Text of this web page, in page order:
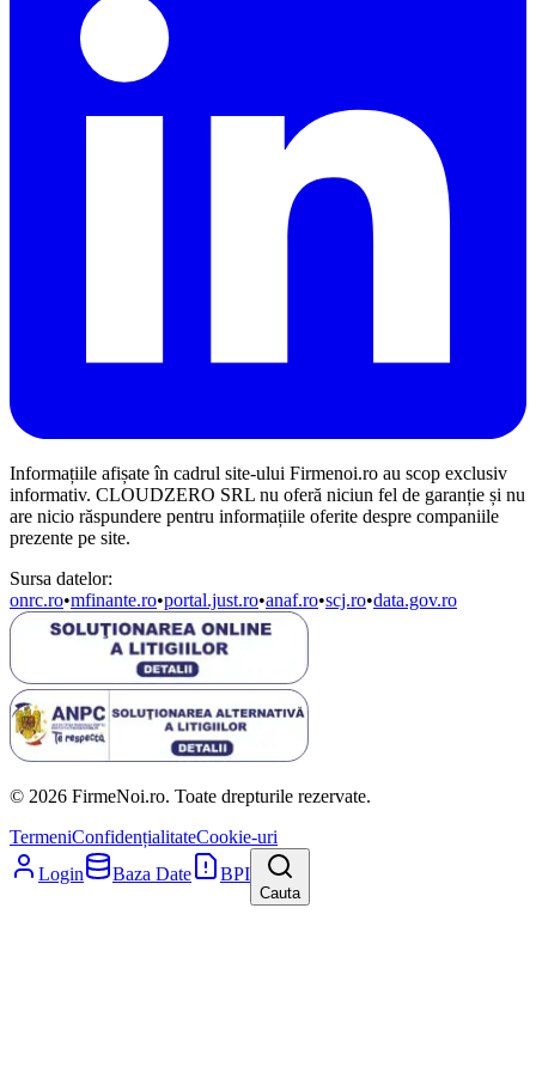
Informațiile afișate în cadrul site-ului Firmenoi.ro au scop exclusiv
informativ. CLOUDZERO SRL nu oferă niciun fel de garanție și nu
are nicio răspundere pentru informațiile oferite despre companiile
prezente pe site.
Sursa datelor:
onrc.ro•mfinante.ro•portal.just.ro•anaf.ro•scj.ro•data.gov.ro
© 2026 FirmeNoi.ro. Toate drepturile rezervate.
TermeniConfidențialitateCookie-uri
Login
Baza Date BPI
Cauta